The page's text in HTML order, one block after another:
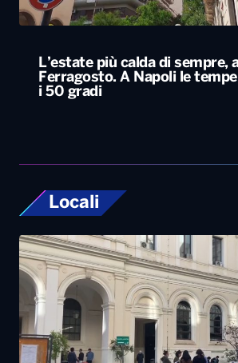
L’estate più calda di sempre,
Ferragosto. A Napoli le
i 50 gradi
Locali